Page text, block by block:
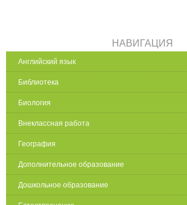
НАВИГАЦИЯ
Английский язык
Библиотека
Биология
Внеклассная работа
География
Дополнительное образование
Дошкольное образование